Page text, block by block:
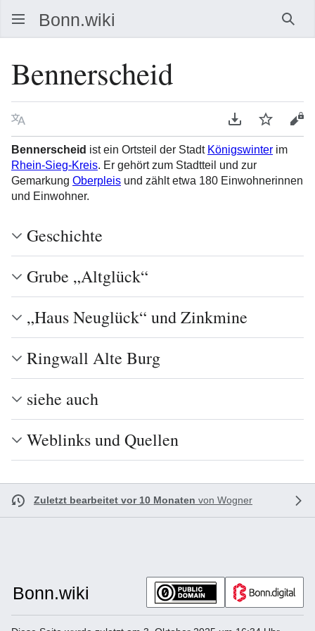
Bennerscheid
Sprache PDF
Bennerscheid ist ein Ortsteil der Stadt Königswinter im
Rhein-Sieg-Kreis. Er gehört zum Stadtteil und zur
Gemarkung Oberpleis und zählt etwa 180 Einwohnerinnen
und Einwohner.
Geschichte
Grube „Altglück“
„Haus Neuglück“ und Zinkmine
Ringwall Alte Burg
siehe auch
Weblinks und Quellen
Zuletzt bearbeitet vor 10 Monaten von Wogner